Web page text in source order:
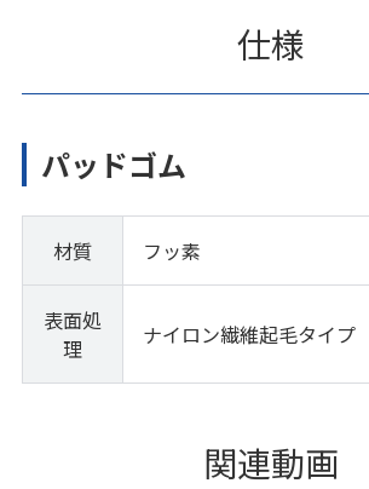
仕様
パッドゴム
材質 フッ素
表面処
理
ナイロン繊維起毛タイプ
関連動画